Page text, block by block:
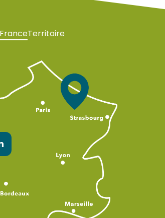
FranceTerritoire